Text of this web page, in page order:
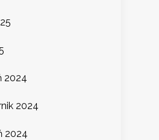
2024
2024
2024